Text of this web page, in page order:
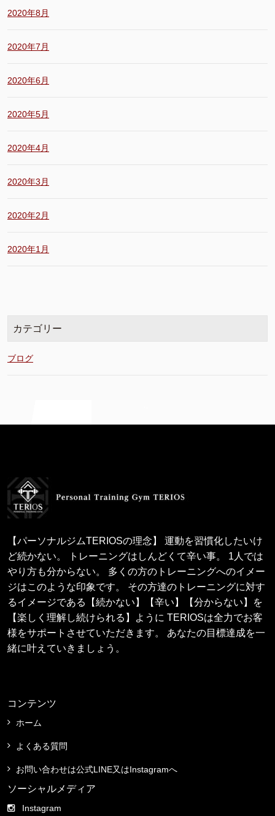
2020年8月
2020年7月
2020年6月
2020年5月
2020年4月
2020年3月
2020年2月
2020年1月
カテゴリー
ブログ
【パーソナルジムTERIOSの理念】 運動を習慣化したいけ
ど続かない。 トレーニングはしんどくて辛い事。 1人では
やり方も分からない。 多くの方のトレーニングへのイメー
ジはこのような印象です。 その方達のトレーニングに対す
るイメージである【続かない】【辛い】【分からない】を
【楽しく理解し続けられる】ように TERIOSは全力でお客
様をサポートさせていただきます。 あなたの目標達成を一
緒に叶えていきましょう。
コンテンツ
ホーム
よくある質問
お問い合わせは公式LINE又はInstagramへ
ソーシャルメディア
Instagram